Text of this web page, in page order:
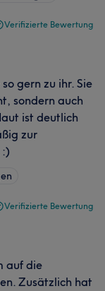
Verifizierte Bewertung
gern zu ihr. Sie
sondern auch
ist deutlich
zur
Verifizierte Bewertung
auf die
Zusätzlich hat